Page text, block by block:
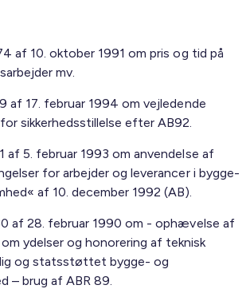
af 10. oktober 1991 om pris og tid på
mv.
af 17. februar 1994 om vejledende
sikkerhedsstillelse efter AB92.
af 5. februar 1993 om anvendelse af
for arbejder og leverancer i bygge-
af 10. december 1992 (AB).
af 28. februar 1990 om - ophævelse af
ydelser og honorering af teknisk
og statsstøttet bygge- og
– brug af ABR 89.